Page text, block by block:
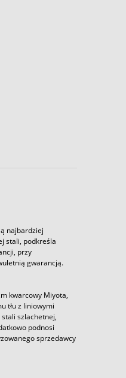
najbardziej
stali, podkreśla
przy
gwarancją.
kwarcowy Miyota,
tłu z liniowymi
szlachetnej,
podnosi
sprzedawcy